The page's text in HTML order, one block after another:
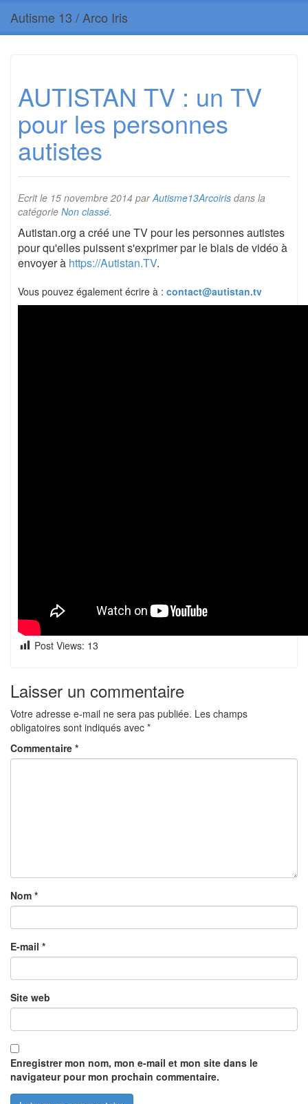
Autisme 13 / Arco Iris
AUTISTAN TV : un TV
pour les personnes
autistes
Ecrit le 15 novembre 2014 parAutisme13Arcoiris dans la
catégorie Non classé.
Autistan.org a créé une TV pour les personnes autistes
pour qu'elles puissent s'exprimer par le biais de vidéo à
envoyer à https://Autistan.TV.
Vous pouvez également écrire à : contact@autistan.tv
Post Views: 13
Laisser un commentaire
Votre adresse e-mail ne sera pas publiée. Les champs
obligatoires sont indiqués avec *
Commentaire *
Nom *
E-mail *
Site web
Enregistrer mon nom, mon e-mail et mon site dans le
navigateur pour mon prochain commentaire.